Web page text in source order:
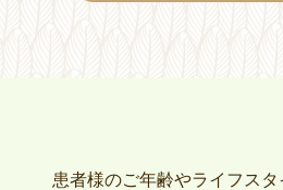
患者様のご年齢やライフス